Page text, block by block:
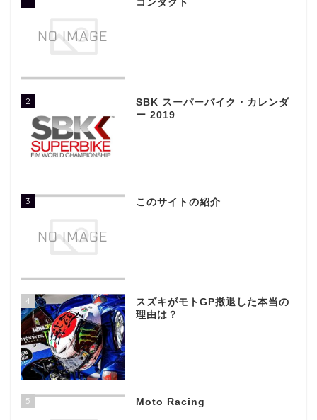
コンタクト
2
SBK スーパーバイク・カレンダ
ー 2019
3 このサイトの紹介
4
スズキがモトGP撤退した本当の
理由は？
5 Moto Racing